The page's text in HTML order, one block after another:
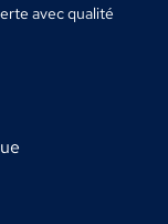
avec qualité